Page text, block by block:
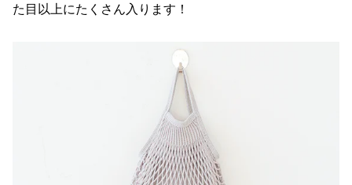
た目以上にたくさん入ります！